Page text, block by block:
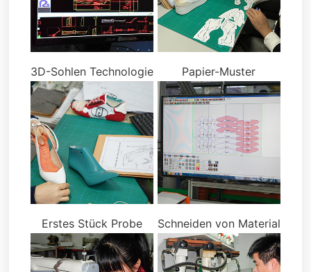
3D-Sohlen Technologie Papier-Muster
Erstes Stück Probe Schneiden von Material